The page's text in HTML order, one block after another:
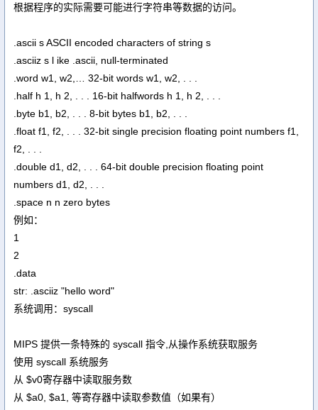
根据程序的实际需要可能进行字符串等数据的访问。
.ascii s ASCII encoded characters of string s
.asciiz s l ike .ascii, null-terminated
.word w1, w2,… 32-bit words w1, w2, . . .
.half h 1, h 2, . . . 16-bit halfwords h 1, h 2, . . .
.byte b1, b2, . . . 8-bit bytes b1, b2, . . .
.float f1, f2, . . . 32-bit single precision floating point numbers f1,
f2, . . .
.double d1, d2, . . . 64-bit double precision floating point
numbers d1, d2, . . .
.space n n zero bytes
例如：
1
2
.data
str: .asciiz "hello word"
系统调用：syscall
MIPS 提供一条特殊的 syscall 指令,从操作系统获取服务
使用 syscall 系统服务
从 $v0寄存器中读取服务数
从 $a0, $a1, 等寄存器中读取参数值（如果有）